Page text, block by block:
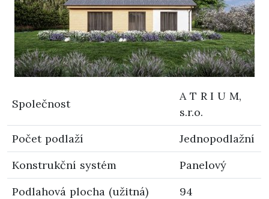
Společnost
A T R I U M,
s.r.o.
Počet podlaží
Jednopodlažní
Konstrukční systém
Panelový
Podlahová plocha (užitná)
94